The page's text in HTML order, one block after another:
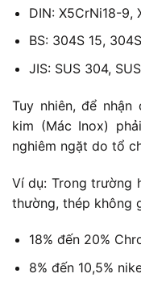
DIN: X5CrNi18-9,
BS: 304S 15,
JIS: SUS 304,
Tuy nhiên, để
kim (Mác Inox)
nghiêm ngặt do tổ
Ví dụ: Trong trường
thường, thép không
18% đến 20%
8% đến 10,5%